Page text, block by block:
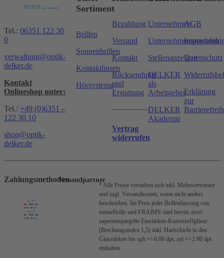
Tel.: 06351 122 30
0
verwaltung@optik-
delker.de
Kontakt
Onlineshop unter:
Tel.: +49 (0)6351 –
122 30 10
shop@optik-
delker.de
Sortiment
Brillen
Sonnenbrillen
Kontaktlinsen
Hörsysteme
Bezahlung
Versand
Kontakt
Rücksendung
und
Erstattung
Vertrag
widerrufen
Unternehmen
Stellenanzeigen
DELKER
als
Arbeitgeber
DELKER
Akademie
AGB
Impressum
Datenschutz
Erklärung
zur
ZahlungsmethodenVersandpartner
* Alle Preise verstehen sich inkl. Mehrwertsteuer
und zzgl. Versandkosten, wenn nicht anders
beschrieben. Im Preis jeder Brillenfassung von
meineBrille und FRAIMS sind bereits zwei
superentspiegelte Einstärken-Kunststoffgläser
(Brechungsindex 1,5) inkl. Hartschicht in den
Glasstärken bis sph +/-6.00 dpt, zyl +/-2.00 dpt
enthalten.